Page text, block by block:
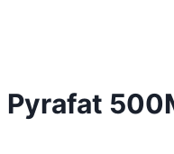
Pyrafat